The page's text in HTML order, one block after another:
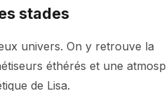
stades
univers. On y retrouve la
éthérés et une
de Lisa.